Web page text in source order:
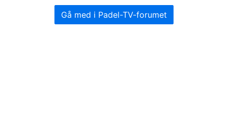
Gå med i Padel-TV-forumet